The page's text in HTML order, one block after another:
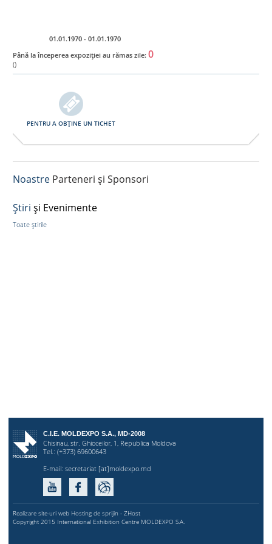
01.01.1970 - 01.01.1970
Până la începerea expoziției au rămas zile: 0
()
PENTRU A OBȚINE UN TICHET
Noastre Parteneri și Sponsori
Ştiri și Evenimente
Toate știrile
C.I.E. MOLDEXPO S.A., MD-2008
Chisinau, str. Ghioceilor, 1, Republica Moldova
Tel.: (+373) 69600643
E-mail: secretariat [at]moldexpo.md
Realizare site-uri web Hosting de sprijin - ZHost
Copyright 2015 International Exhibition Centre MOLDEXPO S.A.